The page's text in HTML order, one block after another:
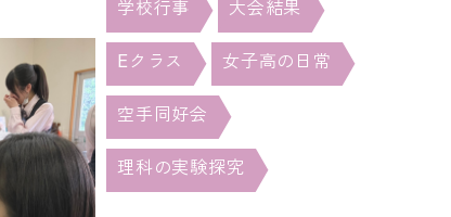
学校行事 大会結果
Eクラス 女子高の日常
空手同好会
理科の実験探究